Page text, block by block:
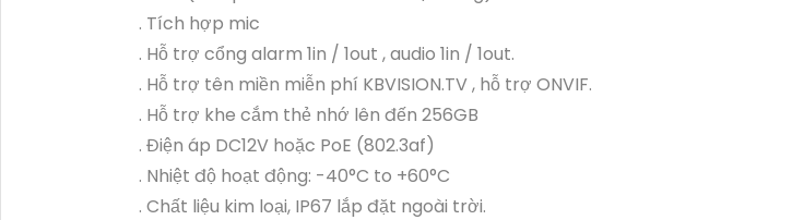
. Tích hợp mic
. Hỗ trợ cổng alarm 1in / 1out , audio 1in / 1out.
. Hỗ trợ tên miền miễn phí KBVISION.TV , hỗ trợ ONVIF.
. Hỗ trợ khe cắm thẻ nhớ lên đến 256GB
. Điện áp DC12V hoặc PoE (802.3af)
. Nhiệt độ hoạt động: -40°C to +60°C
. Chất liệu kim loại, IP67 lắp đặt ngoài trời.